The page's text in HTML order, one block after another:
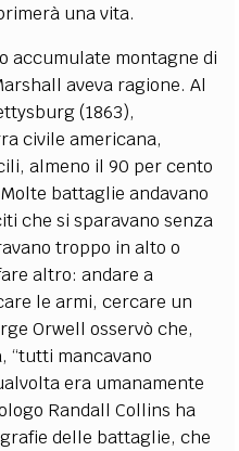
una vita.
accumulate montagne di
aveva ragione. Al
(1863),
civile americana,
almeno il 90 per cento
battaglie andavano
che si sparavano senza
troppo in alto o
altro: andare a
le armi, cercare un
Orwell osservò che,
“tutti mancavano
era umanamente
Randall Collins ha
delle battaglie, che